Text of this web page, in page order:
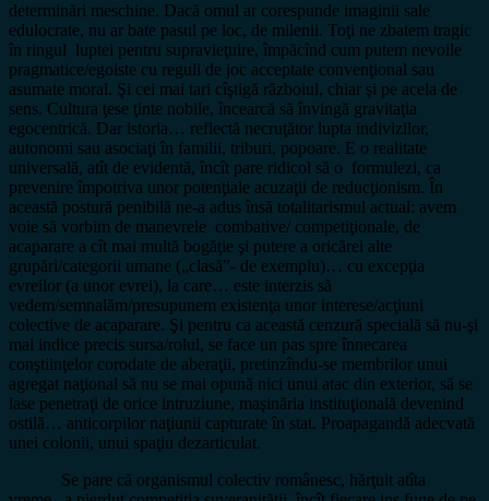
determinări meschine. Dacă omul ar corespunde imaginii sale
edulocrate, nu ar bate pasul pe loc, de milenii. Toţi ne zbatem tragic
în ringul luptei pentru supravieţuire, împăcînd cum putem nevoile
pragmatice/egoiste cu reguli de joc acceptate convenţional sau
asumate moral. Şi cei mai tari cîştigă războiul, chiar şi pe acela de
sens. Cultura ţese ţinte nobile, încearcă să învingă gravitaţia
egocentrică. Dar istoria… reflectă necruţător lupta indivizilor,
autonomi sau asociaţi în familii, triburi, popoare. E o realitate
universală, atît de evidentă, încît pare ridicol să o formulezi, ca
prevenire împotriva unor potenţiale acuzaţii de reducţionism. În
această postură penibilă ne-a adus însă totalitarismul actual: avem
voie să vorbim de manevrele combative/ competiţionale, de
acaparare a cît mai multă bogăţie şi putere a oricărei alte
grupări/categorii umane („clasă”- de exemplu)… cu excepţia
evreilor (a unor evrei), la care… este interzis să
vedem/semnalăm/presupunem existenţa unor interese/acţiuni
colective de acaparare. Şi pentru ca această cenzură specială să nu-şi
mai indice precis sursa/rolul, se face un pas spre înnecarea
conştiinţelor corodate de aberaţii, pretinzîndu-se membrilor unui
agregat naţional să nu se mai opună nici unui atac din exterior, să se
lase penetraţi de orice intruziune, maşinăria instituţională devenind
ostilă… anticorpilor naţiunii capturate în stat. Proapagandă adecvată
unei colonii, unui spaţiu dezarticulat.
Se pare că organismul colectiv românesc, hărţuit atîta